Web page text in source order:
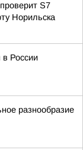
S7
Норильска
в России
разнообразие